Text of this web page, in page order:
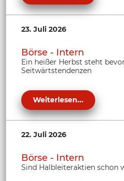
23. Juli 2026
Börse - Intern
Ein heißer Herbst steht
Seitwärtstendenzen
Weiterlesen...
22. Juli 2026
Börse - Intern
Sind Halbleiteraktien schon